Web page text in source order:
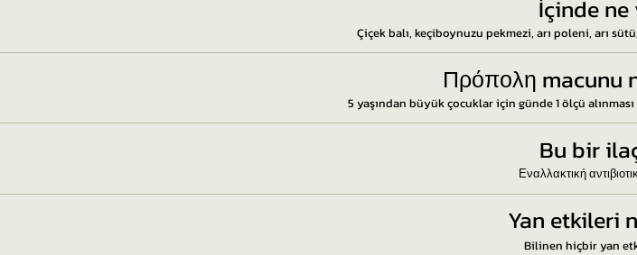
İçinde ne
Çiçek balı, keçiboynuzu pekmezi, arı poleni, arı
Πρόπολη macunu
5 yaşından büyük çocuklar için günde 1 ölçü
Bu bir
Εναλλακτική
Yan etkileri
Bilinen hiçbir yan